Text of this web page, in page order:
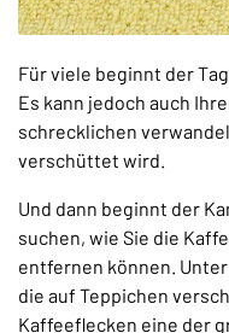
Für viele beginnt der
Es kann jedoch auch
schrecklichen
verschüttet wird.
Und dann beginnt der
suchen, wie Sie die
entfernen können.
die auf Teppichen
Kaffeeflecken eine der